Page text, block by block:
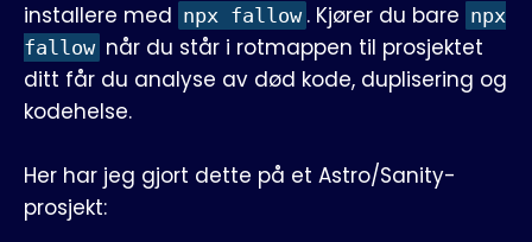
installere med npx fallow . Kjører du bare npx
fallow når du står i rotmappen til prosjektet
ditt får du analyse av død kode, duplisering og
kodehelse.
Her har jeg gjort dette på et Astro/Sanity-
prosjekt: